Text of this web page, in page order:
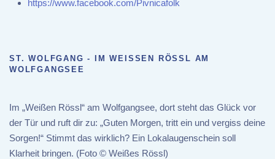
https://www.facebook.com/Pivnicafolk
ST. WOLFGANG - IM WEISSEN RÖSSL AM
WOLFGANGSEE
Im „Weißen Rössl“ am Wolfgangsee, dort steht das Glück vor
der Tür und ruft dir zu: „Guten Morgen, tritt ein und vergiss deine
Sorgen!“ Stimmt das wirklich? Ein Lokalaugenschein soll
Klarheit bringen. (Foto © Weißes Rössl)